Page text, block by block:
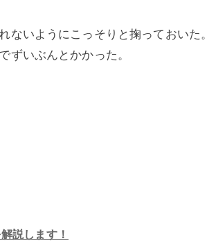
ないようにこっそりと掬っておいた。
ずいぶんとかかった。
説します！